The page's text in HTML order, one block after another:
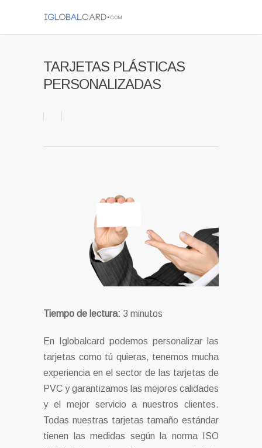
TARJETAS PLÁSTICAS
PERSONALIZADAS
Tiempo de lectura: 3 minutos
En Iglobalcard podemos personalizar las
tarjetas como tú quieras, tenemos mucha
experiencia en el sector de las tarjetas de
PVC y garantizamos las mejores calidades
y el mejor servicio a nuestros clientes.
Todas nuestras tarjetas tamaño estándar
tienen las medidas según la norma ISO